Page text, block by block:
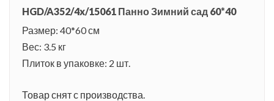
HGD/A352/4x/15061 Панно Зимний сад 60*40
Размер: 40*60 см
Вес: 3.5 кг
Плиток в упаковке: 2 шт.
Товар снят с производства.